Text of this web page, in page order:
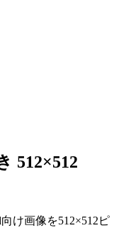
512×512
け画像を512×512ピ